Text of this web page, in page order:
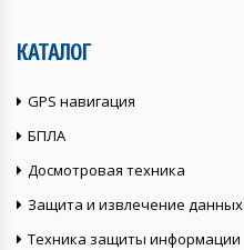
КАТАЛОГ
GPS навигация
БПЛА
Досмотровая техника
Защита и извлечение данных
Техника защиты информации